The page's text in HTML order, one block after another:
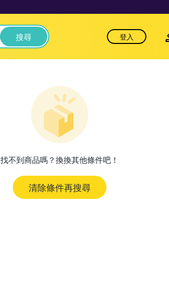
搜尋 登入
找不到商品嗎？換換其他條件吧！
清除條件再搜尋